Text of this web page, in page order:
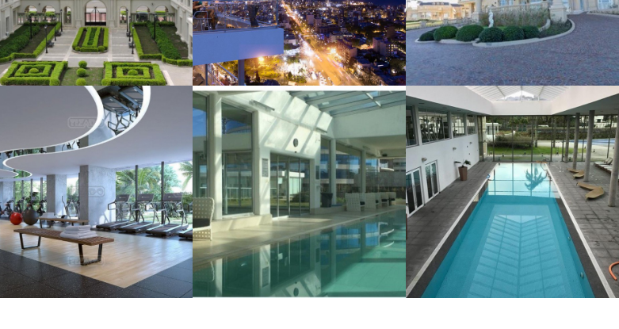
+
+
SURFSIDE
+
TIBURON 3
+
TORRE
AQUARELA
+